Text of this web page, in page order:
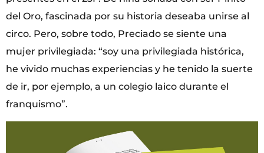
del Oro, fascinada por su historia deseaba unirse al
circo. Pero, sobre todo, Preciado se siente una
mujer privilegiada: “soy una privilegiada histórica,
he vivido muchas experiencias y he tenido la suerte
de ir, por ejemplo, a un colegio laico durante el
franquismo”.